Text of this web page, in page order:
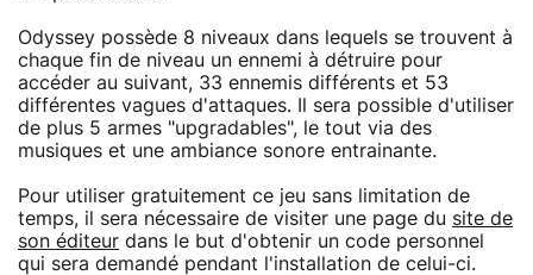
Odyssey possède 8 niveaux dans lequels se trouvent à
chaque fin de niveau un ennemi à détruire pour
accéder au suivant, 33 ennemis différents et 53
différentes vagues d'attaques. Il sera possible d'utiliser
de plus 5 armes "upgradables", le tout via des
musiques et une ambiance sonore entrainante.
Pour utiliser gratuitement ce jeu sans limitation de
temps, il sera nécessaire de visiter une page du site de
son éditeur dans le but d'obtenir un code personnel
qui sera demandé pendant l'installation de celui-ci.